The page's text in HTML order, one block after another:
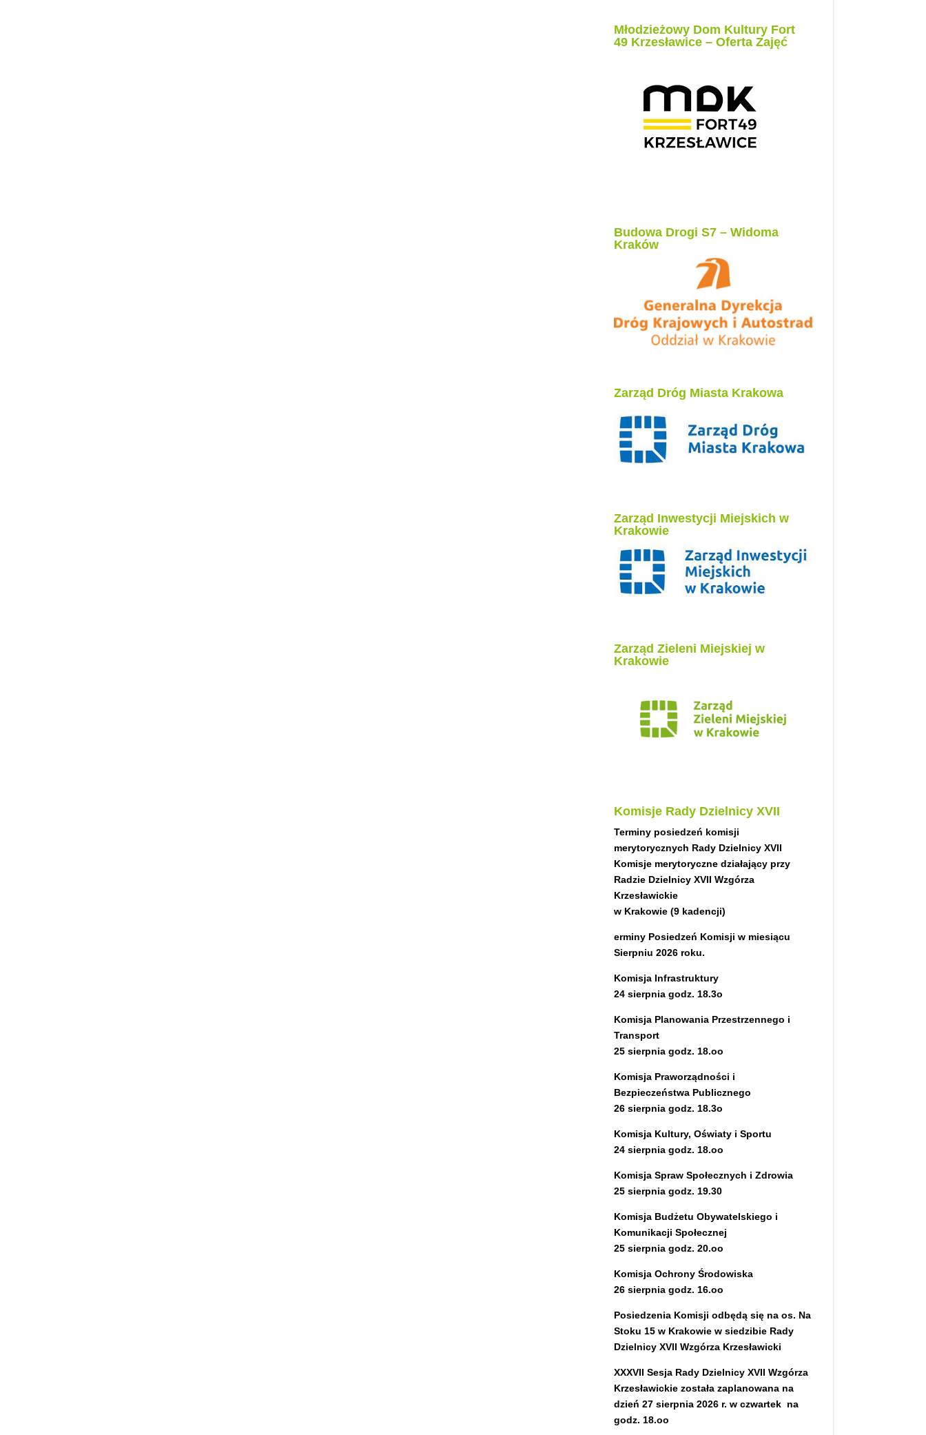
Młodzieżowy Dom Kultury Fort
49 Krzesławice – Oferta Zajęć
Budowa Drogi S7 – Widoma
Kraków
Zarząd Dróg Miasta Krakowa
Zarząd Inwestycji Miejskich w
Krakowie
Zarząd Zieleni Miejskiej w
Krakowie
Komisje Rady Dzielnicy XVII
Terminy posiedzeń komisji
merytorycznych Rady Dzielnicy XVII
Komisje merytoryczne działający przy
Radzie Dzielnicy XVII Wzgórza
Krzesławickie
w Krakowie (9 kadencji)
erminy Posiedzeń Komisji w miesiącu
Sierpniu 2026 roku.
Komisja Infrastruktury
24 sierpnia godz. 18.3o
Komisja Planowania Przestrzennego i
Transport
25 sierpnia godz. 18.oo
Komisja Praworządności i
Bezpieczeństwa Publicznego
26 sierpnia godz. 18.3o
Komisja Kultury, Oświaty i Sportu
24 sierpnia godz. 18.oo
Komisja Spraw Społecznych i Zdrowia
25 sierpnia godz. 19.30
Komisja Budżetu Obywatelskiego i
Komunikacji Społecznej
25 sierpnia godz. 20.oo
Komisja Ochrony Środowiska
26 sierpnia godz. 16.oo
Posiedzenia Komisji odbędą się na os. Na
Stoku 15 w Krakowie w siedzibie Rady
Dzielnicy XVII Wzgórza Krzesławicki
XXXVII Sesja Rady Dzielnicy XVII Wzgórza
Krzesławickie została zaplanowana na
dzień 27 sierpnia 2026 r. w czwartek na
godz. 18.oo